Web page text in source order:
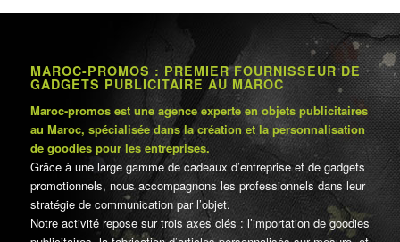
MAROC-PROMOS : PREMIER FOURNISSEUR DE
GADGETS PUBLICITAIRE AU MAROC
Maroc-promos est une agence experte en objets publicitaires
au Maroc, spécialisée dans la création et la personnalisation
de goodies pour les entreprises.
Grâce à une large gamme de cadeaux d’entreprise et de gadgets
promotionnels, nous accompagnons les professionnels dans leur
stratégie de communication par l’objet.
Notre activité repose sur trois axes clés : l’importation de goodies